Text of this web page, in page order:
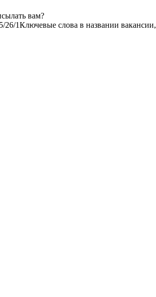
вам?
5/26/1Ключевые слова в названии